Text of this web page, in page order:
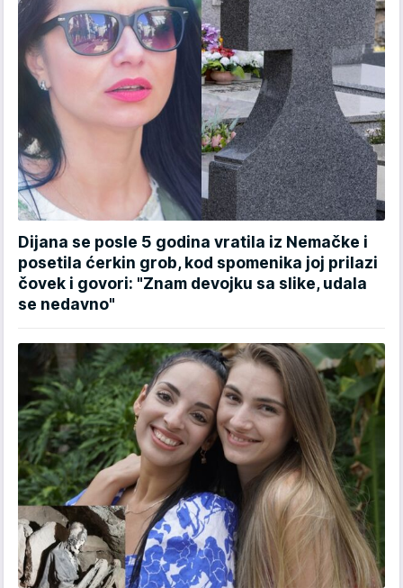
Dijana se posle 5 godina vratila iz Nemačke i
posetila ćerkin grob, kod spomenika joj prilazi
čovek i govori: "Znam devojku sa slike, udala
se nedavno"